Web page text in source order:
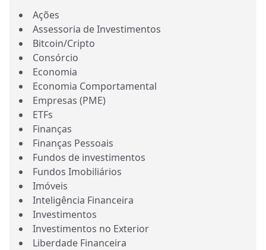
Ações
Assessoria de Investimentos
Bitcoin/Cripto
Consórcio
Economia
Economia Comportamental
Empresas (PME)
ETFs
Finanças
Finanças Pessoais
Fundos de investimentos
Fundos Imobiliários
Imóveis
Inteligência Financeira
Investimentos
Investimentos no Exterior
Liberdade Financeira